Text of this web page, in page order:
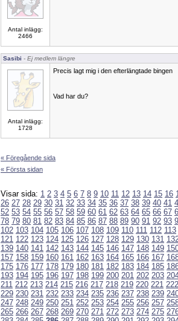
Antal inlägg:
2466
Sasibi - Ej medlem längre
Antal inlägg:
1728
Precis lagt mig i den efterlängtade bingen
Vad har du?
« Föregående sida
« Första sidan
Visar sida: 1 2 3 4 5 6 7 8 9 10 11 12 13 14 15 16
26 27 28 29 30 31 32 33 34 35 36 37 38 39 40 41
52 53 54 55 56 57 58 59 60 61 62 63 64 65 66 67
78 79 80 81 82 83 84 85 86 87 88 89 90 91 92 93
102 103 104 105 106 107 108 109 110 111 112 113
121 122 123 124 125 126 127 128 129 130 131
139 140 141 142 143 144 145 146 147 148 149
157 158 159 160 161 162 163 164 165 166 167
175 176 177 178 179 180 181 182 183 184 185
193 194 195 196 197 198 199 200 201 202 203
211 212 213 214 215 216 217 218 219 220 221 222
229 230 231 232 233 234 235 236 237 238 239
247 248 249 250 251 252 253 254 255 256 257
265 266 267 268 269 270 271 272 273 274 275